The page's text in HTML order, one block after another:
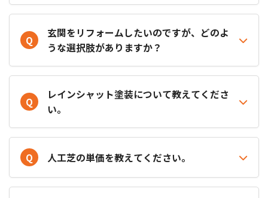
Q
玄関をリフォームしたいのですが、どのよ
うな選択肢がありますか？
Q
レインシャット塗装について教えてくださ
い。
Q 人工芝の単価を教えてください。